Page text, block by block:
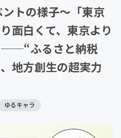
トの様子〜「東京
面白くて、東京より
──“ふるさと納税
地方創生の超実力
ゆるキャラ